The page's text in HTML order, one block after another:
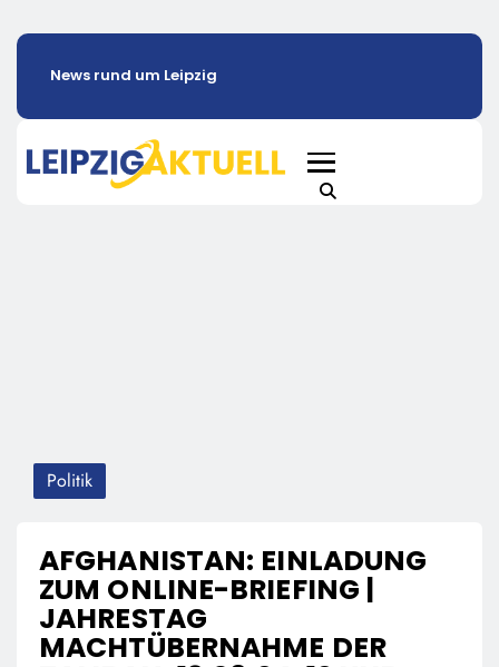
News rund um Leipzig
Politik
AFGHANISTAN: EINLADUNG
ZUM ONLINE-BRIEFING |
JAHRESTAG
MACHTÜBERNAHME DER